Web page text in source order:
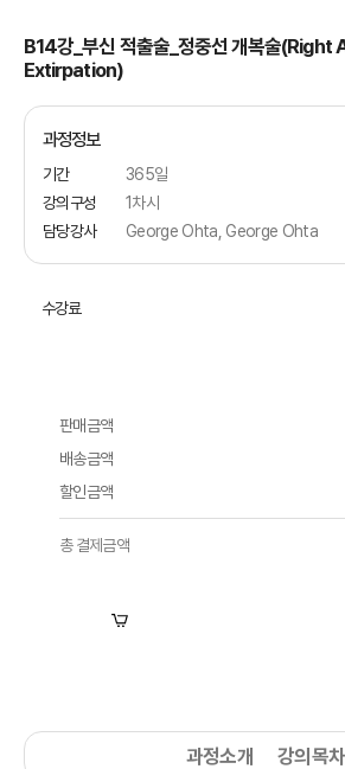
B14강_부신 적출술_정중선 개복술
Extirpation)
과정정보
기간
365일
강의구성
1차시
담당강사
George Ohta, George Ohta
수강료
판매금액
배송금액
할인금액
총 결제금액
과정소개 강의목차